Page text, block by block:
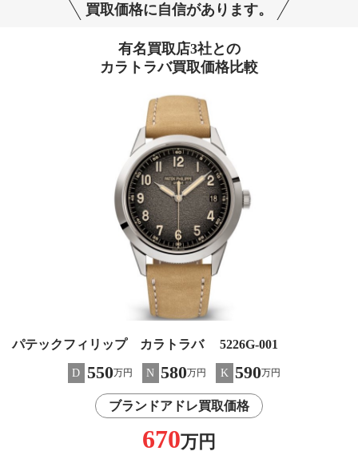
買取価格に自信があります。
有名買取店3社との
カラトラバ買取価格比較
パテックフィリップ カラトラバ 5226G-001
D 550万円 N 580万円 K 590万円
ブランドアドレ買取価格
670万円